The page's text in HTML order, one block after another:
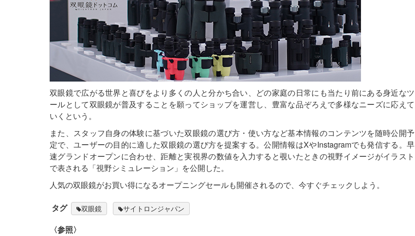
双眼鏡で広がる世界と喜びをより多くの人と分かち合い、どの家庭の日常にも当たり前にある身近なツ
ールとして双眼鏡が普及することを願ってショップを運営し、豊富な品ぞろえで多様なニーズに応えて
いくという。
また、スタッフ自身の体験に基づいた双眼鏡の選び方・使い方など基本情報のコンテンツを随時公開予
定で、ユーザーの目的に適した双眼鏡の選び方を提案する。公開情報はXやInstagramでも発信する。早
速グランドオープンに合わせ、距離と実視界の数値を入力すると覗いたときの視野イメージがイラスト
で表される「視野シミュレーション」を公開した。
人気の双眼鏡がお買い得になるオープニングセールも開催されるので、今すぐチェックしよう。
タグ 双眼鏡 サイトロンジャパン
〈参照〉